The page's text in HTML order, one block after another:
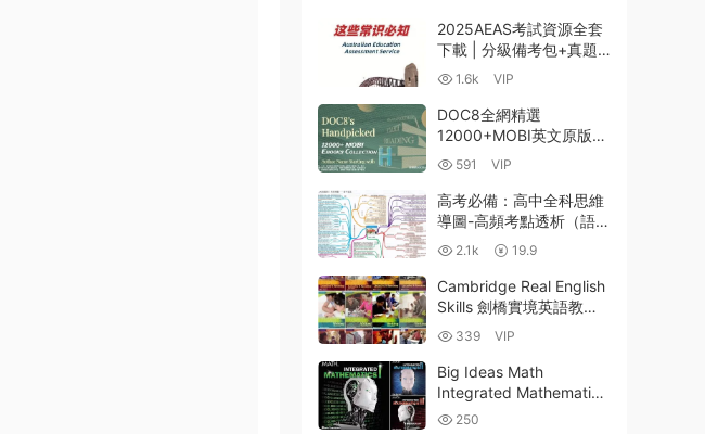
2025AEAS考試資源全套
下載 | 分級備考包+真題
+聽力口語訓練 核心資料
詳解 PDF+WORD+MP3
百度網盤
1.6k VIP
DOC8全網精選
12000+MOBI英文原版電
子書庫（作者名以字母H
開始 從H G Bissinger到
Huston Smith） 百度雲
網盤下載
591 VIP
高考必備：高中全科思維
導圖-高頻考點透析（語
文、數學、英語、物理、
化學、生物、曆史、政
治）【高清JPG-
1.04GB】
2.1k 19.9
Cambridge Real English
Skills 劍橋實境英語教材
英文版 PDF電子版學生書
+答案+教師筆記 MP3音
頻 百度網盤下載
339 VIP
Big Ideas Math
Integrated Mathematics
1-3 美國高中整合數學教
250